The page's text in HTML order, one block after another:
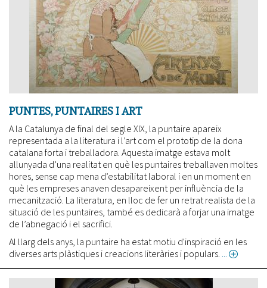
PUNTES, PUNTAIRES I ART
A la Catalunya de final del segle XIX, la puntaire apareix
representada a la literatura i l’art com el prototip de la dona
catalana forta i treballadora. Aquesta imatge estava molt
allunyada d’una realitat en què les puntaires treballaven moltes
hores, sense cap mena d’estabilitat laboral i en un moment en
què les empreses anaven desapareixent per influència de la
mecanització. La literatura, en lloc de fer un retrat realista de la
situació de les puntaires, també es dedicarà a forjar una imatge
de l’abnegació i el sacrifici.
Al llarg dels anys, la puntaire ha estat motiu d'inspiració en les
diverses arts plàstiques i creacions literàries i populars.